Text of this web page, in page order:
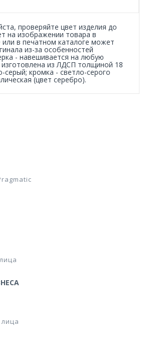
проверяйте цвет изделия до
на изображении товара в
или в печатном каталоге может
из-за особенностей
- навешивается на любую
из ЛДСП толщиной 18
серый; кромка - светло-серого
(цвет серебро).